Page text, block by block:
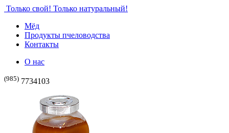
Только свой! Только натуральный!
Мёд
Продукты пчеловодства
Контакты
О нас
(985) 7734103